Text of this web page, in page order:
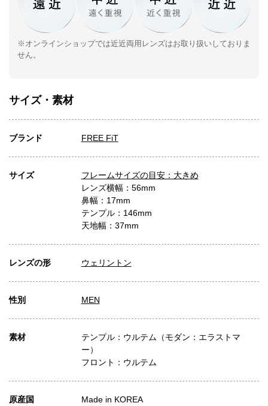
※オンラインショップでは近近両用レンズはお取り扱いしておりま
せん。
サイズ・素材
ブランド FREE FiT
サイズ
フレームサイズの目安：大きめ
レンズ横幅：56mm
鼻幅：17mm
テンプル：146mm
天地幅：37mm
レンズの形 ウェリントン
性別 MEN
素材
テンプル：ウルテム（モダン：エラストマ
ー）
フロント：ウルテム
原産国 Made in KOREA